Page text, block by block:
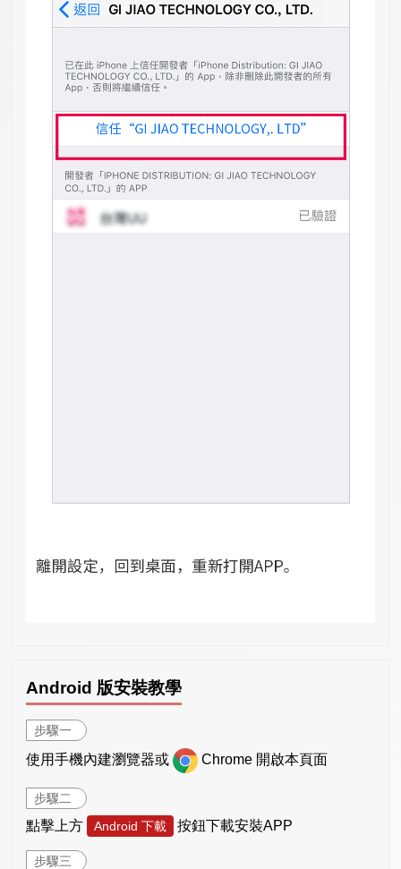
Android 版安裝教學
步驟一
使用手機內建瀏覽器或 Chrome 開啟本頁面
步驟二
點擊上方 Android 下載 按鈕下載安裝APP
步驟三